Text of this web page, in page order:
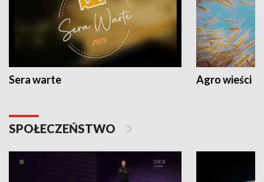
Sera warte Agro wieści
SPOŁECZEŃSTWO